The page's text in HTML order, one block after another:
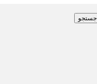
جستجو